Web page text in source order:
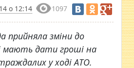
о 12:14 1097
прийняла зміни до
мають дати гроші на
у ході АТО.